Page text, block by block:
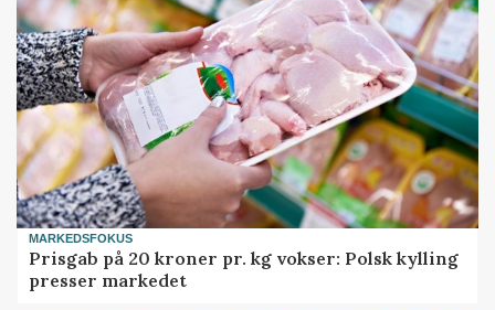
MARKEDSFOKUS
Prisgab på 20 kroner pr. kg vokser: Polsk kylling
presser markedet